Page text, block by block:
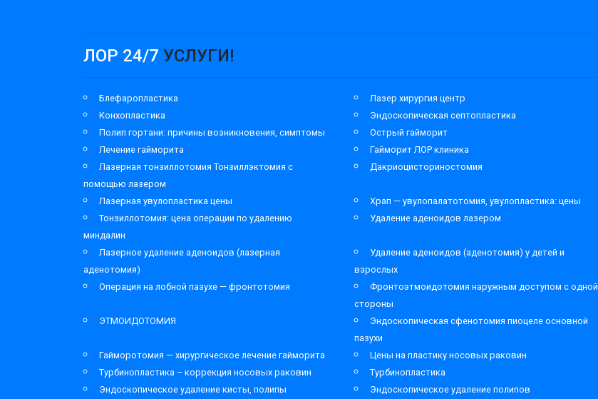
ЛОР 24/7 УСЛУГИ!
Блефаропластика Лазер хирургия центр
Конхопластика
Эндоскопическая септопластика
Полип гортани: причины возникновения, симптомы
Острый гайморит
Лечение гайморита
Гайморит ЛОР клиника
Лазерная тонзиллотомия Тонзиллэктомия с
помощью лазером
Дакриоцисториностомия
Лазерная увулопластика цены
Храп — увулопалатотомия, увулопластика: цены
Тонзиллотомия: цена операции по удалению
миндалин
Удаление аденоидов лазером
Лазерное удаление аденоидов (лазерная
аденотомия)
Удаление аденоидов (аденотомия) у детей и
взрослых
Операция на лобной пазухе — фронтотомия
Фронтоэтмоидотомия наружным доступом с одной
стороны
ЭТМОИДОТОМИЯ
Эндоскопическая сфенотомия пиоцеле основной
пазухи
Гайморотомия — хирургическое лечение гайморита Цены на пластику носовых раковин
Турбинопластика – коррекция носовых раковин
Турбинопластика
Эндоскопическое удаление кисты, полипы
Эндоскопическое удаление полипов